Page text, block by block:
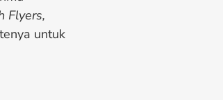
Flyers,
untuk